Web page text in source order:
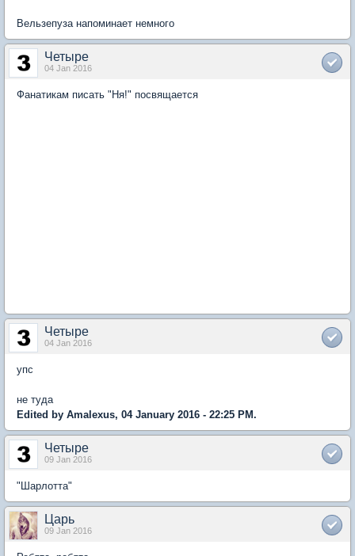
Вельзепуза напоминает немного
Четыре
04 Jan 2016
Фанатикам писать "Ня!" посвящается
Четыре
04 Jan 2016
упс
не туда
Edited by Аmalexus, 04 January 2016 - 22:25 PM.
Четыре
09 Jan 2016
"Шарлотта"
Царь
09 Jan 2016